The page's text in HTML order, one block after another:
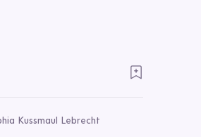
Kussmaul Lebrecht